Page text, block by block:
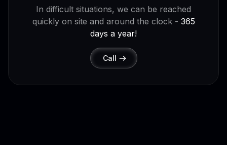
In difficult situations, we can be reached
quickly on site and around the clock - 365
days a year!
Call